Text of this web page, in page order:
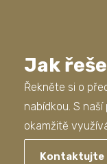
Jak
Řekněte si o
nabídkou. S
okamžitě
Kontaktujte